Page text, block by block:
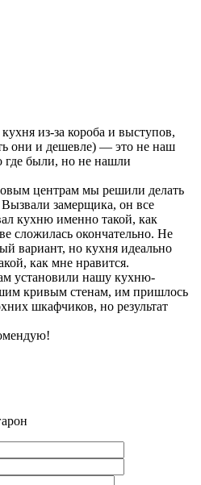
из-за короба и выступов,
они и дешевле) — это не наш
были, но не нашли
центрам мы решили делать
замерщика, он все
кухню именно такой, как
сложилась окончательно. Не
вариант, но кухня идеально
как мне нравится.
установили нашу кухню-
кривым стенам, им пришлось
шкафчиков, но результат